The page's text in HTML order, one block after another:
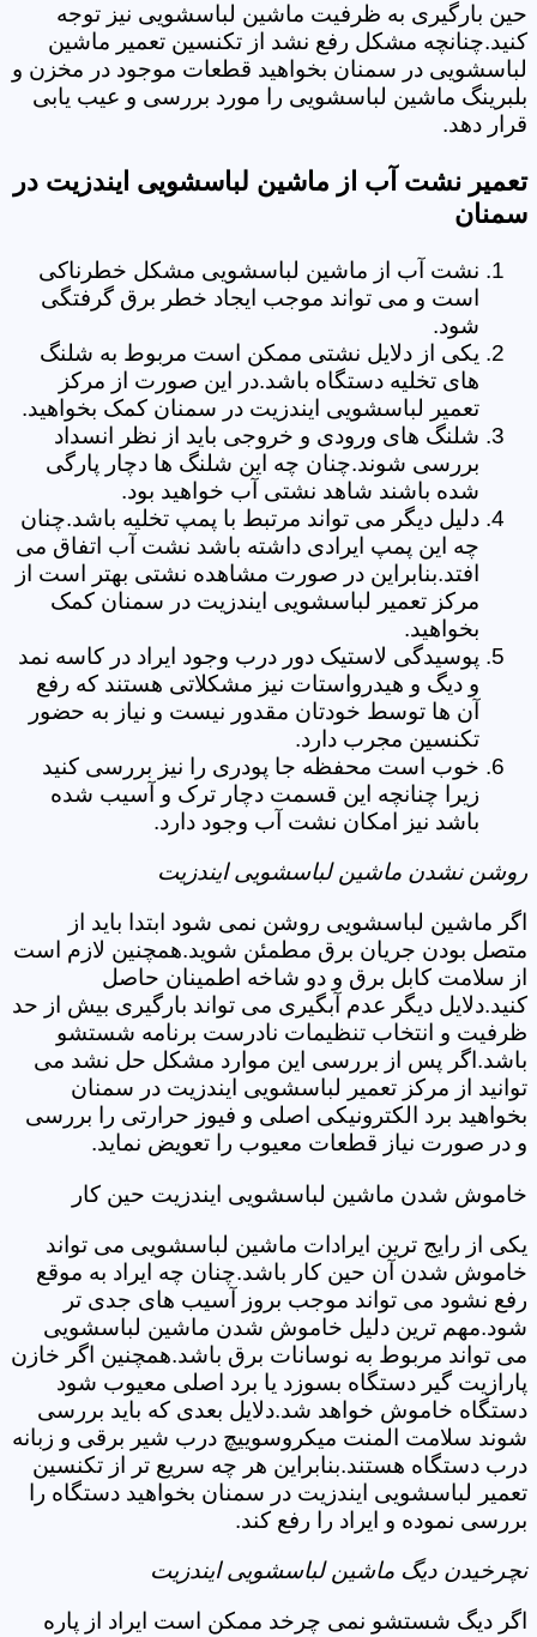
حین بارگیری به ظرفیت ماشین لباسشویی نیز توجه
کنید.چنانچه مشکل رفع نشد از تکنسین تعمیر ماشین
لباسشویی در سمنان بخواهید قطعات موجود در مخزن و
بلبرینگ ماشین لباسشویی را مورد بررسی و عیب یابی
قرار دهد.
تعمیر نشت آب از ماشین لباسشویی ایندزیت در
سمنان
نشت آب از ماشین لباسشویی مشکل خطرناکی
است و می تواند موجب ایجاد خطر برق گرفتگی
شود.
یکی از دلایل نشتی ممکن است مربوط به شلنگ
های تخلیه دستگاه باشد.در این صورت از مرکز
تعمیر لباسشویی ایندزیت در سمنان کمک بخواهید.
شلنگ های ورودی و خروجی باید از نظر انسداد
بررسی شوند.چنان چه این شلنگ ها دچار پارگی
شده باشند شاهد نشتی آب خواهید بود.
دلیل دیگر می تواند مرتبط با پمپ تخلیه باشد.چنان
چه این پمپ ایرادی داشته باشد نشت آب اتفاق می
افتد.بنابراین در صورت مشاهده نشتی بهتر است از
مرکز تعمیر لباسشویی ایندزیت در سمنان کمک
بخواهید.
پوسیدگی لاستیک دور درب وجود ایراد در کاسه نمد
و دیگ و هیدرواستات نیز مشکلاتی هستند که رفع
آن ها توسط خودتان مقدور نیست و نیاز به حضور
تکنسین مجرب دارد.
خوب است محفظه جا پودری را نیز بررسی کنید
زیرا چنانچه این قسمت دچار ترک و آسیب شده
باشد نیز امکان نشت آب وجود دارد.
روشن نشدن ماشین لباسشویی ایندزیت
اگر ماشین لباسشویی روشن نمی شود ابتدا باید از
متصل بودن جریان برق مطمئن شوید.همچنین لازم است
از سلامت کابل برق و دو شاخه اطمینان حاصل
کنید.دلایل دیگر عدم آبگیری می تواند بارگیری بیش از حد
ظرفیت و انتخاب تنظیمات نادرست برنامه شستشو
باشد.اگر پس از بررسی این موارد مشکل حل نشد می
توانید از مرکز تعمیر لباسشویی ایندزیت در سمنان
بخواهید برد الکترونیکی اصلی و فیوز حرارتی را بررسی
و در صورت نیاز قطعات معیوب را تعویض نماید.
خاموش شدن ماشین لباسشویی ایندزیت حین کار
یکی از رایج ترین ایرادات ماشین لباسشویی می تواند
خاموش شدن آن حین کار باشد.چنان چه ایراد به موقع
رفع نشود می تواند موجب بروز آسیب های جدی تر
شود.مهم ترین دلیل خاموش شدن ماشین لباسشویی
می تواند مربوط به نوسانات برق باشد.همچنین اگر خازن
پارازیت گیر دستگاه بسوزد یا برد اصلی معیوب شود
دستگاه خاموش خواهد شد.دلایل بعدی که باید بررسی
شوند سلامت المنت میکروسوییچ درب شیر برقی و زبانه
درب دستگاه هستند.بنابراین هر چه سریع تر از تکنسین
تعمیر لباسشویی ایندزیت در سمنان بخواهید دستگاه را
بررسی نموده و ایراد را رفع کند.
نچرخیدن دیگ ماشین لباسشویی ایندزیت
اگر دیگ شستشو نمی چرخد ممکن است ایراد از پاره